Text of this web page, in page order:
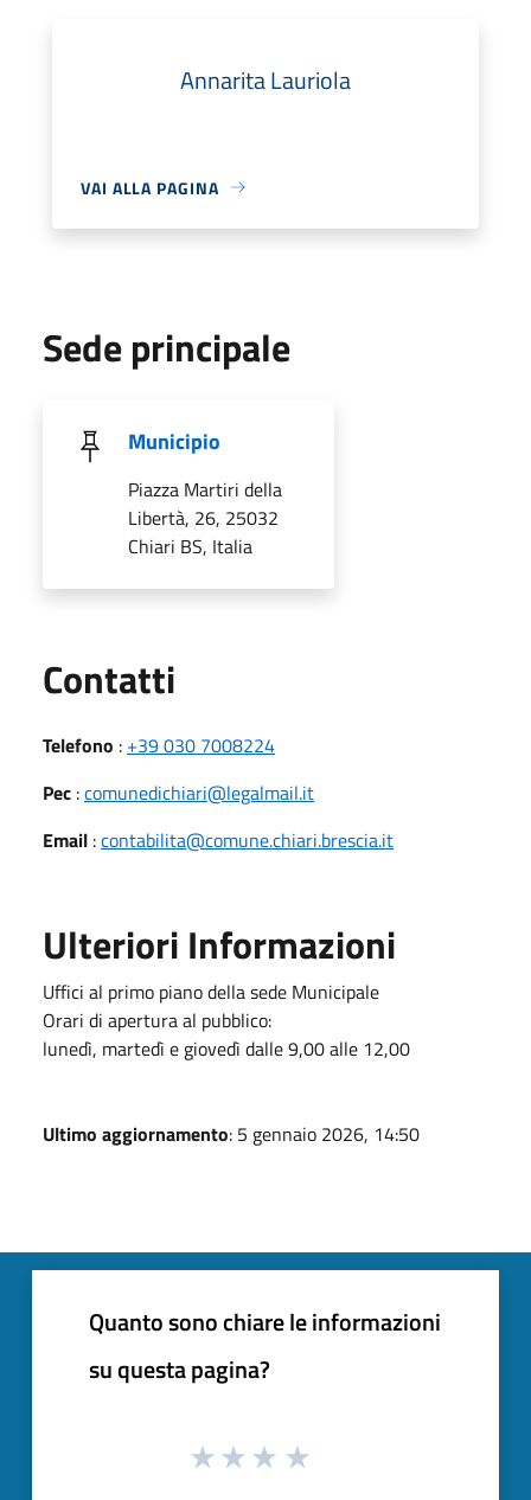
Annarita Lauriola
VAI ALLA PAGINA
Sede principale
Municipio
Piazza Martiri della
Libertà, 26, 25032
Chiari BS, Italia
Contatti
Telefono : +39 030 7008224
Pec :comunedichiari@legalmail.it
Email :contabilita@comune.chiari.brescia.it
Ulteriori Informazioni
Uffici al primo piano della sede Municipale
Orari di apertura al pubblico:
lunedì, martedì e giovedì dalle 9,00 alle 12,00
Ultimo aggiornamento: 5 gennaio 2026, 14:50
Quanto sono chiare le informazioni
su questa pagina?